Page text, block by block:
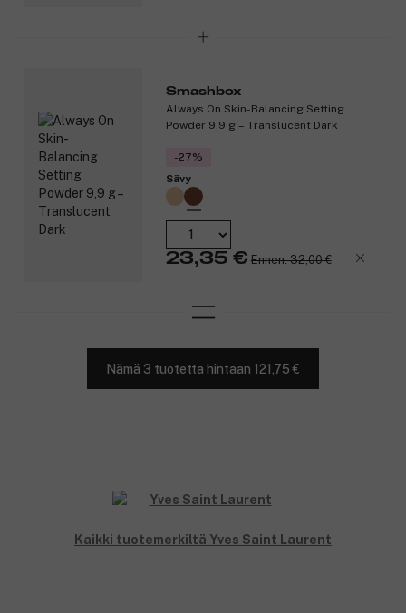
Smashbox
Always On Skin-Balancing Setting
Powder 9,9 g – Translucent Dark
-27%
Sävy
23,35 € Ennen: 32,00 €
Nämä 3 tuotetta hintaan 121,75 €
Kaikki tuotemerkiltä Yves Saint Laurent